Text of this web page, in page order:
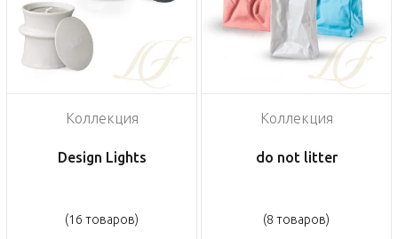
Коллекция
Design Lights
(16 товаров)
Коллекция
do not litter
(8 товаров)